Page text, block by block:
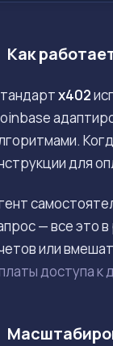
Как
x402
для
— все это
или
доступа к